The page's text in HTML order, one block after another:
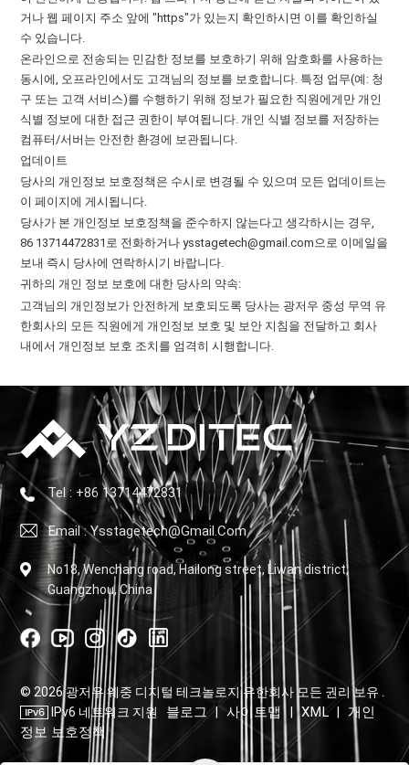
거나 웹 페이지 주소 앞에 "https"가 있는지 확인하시면 이를 확인하실
수 있습니다.
온라인으로 전송되는 민감한 정보를 보호하기 위해 암호화를 사용하는
동시에, 오프라인에서도 고객님의 정보를 보호합니다. 특정 업무(예: 청
구 또는 고객 서비스)를 수행하기 위해 정보가 필요한 직원에게만 개인
식별 정보에 대한 접근 권한이 부여됩니다. 개인 식별 정보를 저장하는
컴퓨터/서버는 안전한 환경에 보관됩니다.
업데이트
당사의 개인정보 보호정책은 수시로 변경될 수 있으며 모든 업데이트는
이 페이지에 게시됩니다.
당사가 본 개인정보 보호정책을 준수하지 않는다고 생각하시는 경우,
86 13714472831로 전화하거나 ysstagetech@gmail.com으로 이메일을
보내 즉시 당사에 연락하시기 바랍니다.
귀하의 개인 정보 보호에 대한 당사의 약속:
고객님의 개인정보가 안전하게 보호되도록 당사는 광저우 중성 무역 유
한회사의 모든 직원에게 개인정보 보호 및 보안 지침을 전달하고 회사
내에서 개인정보 보호 조치를 엄격히 시행합니다.
Tel : +86 13714472831
Email : Ysstagetech@gmail.com
No18, Wenchang road, Hailong street, Liwan district,
Guangzhou, China
© 2026 광저우 웨중 디지털 테크놀로지 유한회사 모든 권리 보유 .
IPv6 네트워크 지원
블로그 | 사이트맵 | XML |
개인
정보 보호정책